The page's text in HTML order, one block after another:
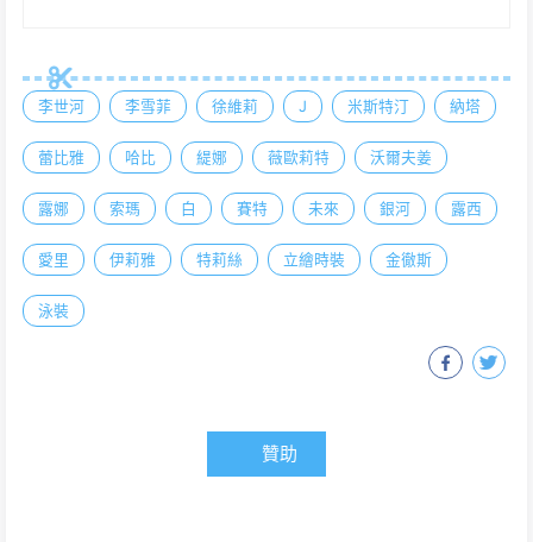
李世河 李雪菲 徐維莉 J 米斯特汀 納塔
蕾比雅 哈比 緹娜 薇歐莉特 沃爾夫姜
露娜 索瑪 白 賽特 未來 銀河 露西
愛里 伊莉雅 特莉絲 立繪時裝 金徹斯
泳裝
贊助